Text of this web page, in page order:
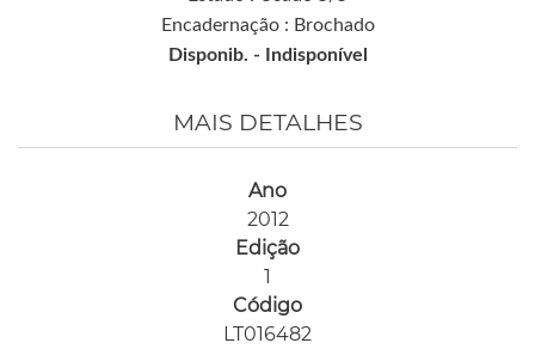
Encadernação : Brochado
Disponib. -
Indisponível
MAIS DETALHES
Ano
2012
Edição
1
Código
LT016482